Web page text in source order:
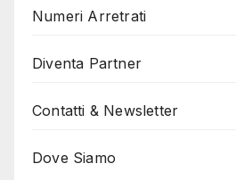
Numeri Arretrati
Diventa Partner
Contatti & Newsletter
Dove Siamo